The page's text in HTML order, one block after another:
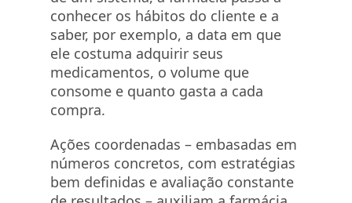
conhecer os hábitos do cliente e a
saber, por exemplo, a data em que
ele costuma adquirir seus
medicamentos, o volume que
consome e quanto gasta a cada
compra.
Ações coordenadas – embasadas em
números concretos, com estratégias
bem definidas e avaliação constante